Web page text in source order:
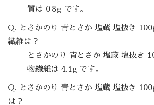
質は 0.8g です。
Q. とさかのり 青とさか 塩蔵 塩抜き
繊維は？
とさかのり 青とさか 塩蔵 塩抜き
物繊維は 4.1g です。
Q. とさかのり 青とさか 塩蔵 塩抜き
は？